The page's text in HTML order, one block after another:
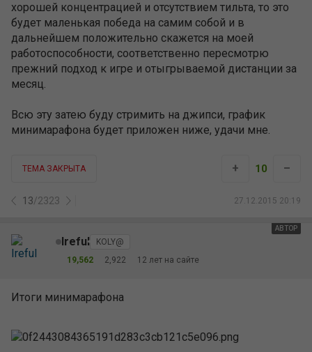
хорошей концентрацией и отсутствием тильта, то это
будет маленькая победа на самим собой и в
дальнейшем положительно скажется на моей
работоспособности, соответственно пересмотрю
прежний подход к игре и отыгрываемой дистанции за
месяц.
Всю эту затею буду стримить на джипси, график
минимарафона будет приложен ниже, удачи мне.
ТЕМА ЗАКРЫТА
13/2323 27.12.2015 20:19
+ 10 –
АВТОР
Ireful
KOLY@
19,562
2,922 12 лет на сайте
Итоги минимарафона